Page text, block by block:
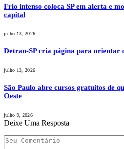
Frio intenso coloca SP em alerta e
capital
julho 13, 2026
Detran-SP cria página para orientar
julho 13, 2026
São Paulo abre cursos gratuitos de
Oeste
julho 9, 2026
Deixe Uma Resposta